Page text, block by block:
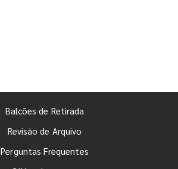
Balcões de Retirada
Revisão de Arquivo
Perguntas Frequentes